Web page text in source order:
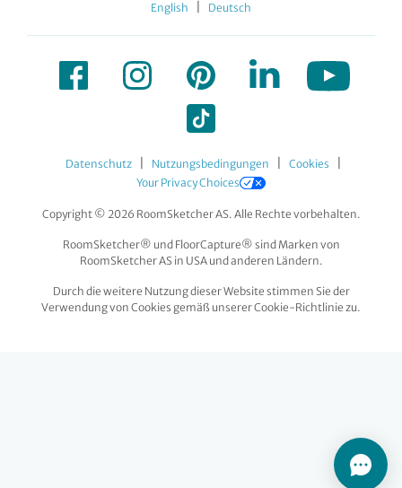
English Deutsch
Datenschutz Nutzungsbedingungen Cookies
Your Privacy Choices
Copyright © 2026 RoomSketcher AS. Alle Rechte vorbehalten.
RoomSketcher® und FloorCapture® sind Marken von
RoomSketcher AS in USA und anderen Ländern.
Durch die weitere Nutzung dieser Website stimmen Sie der
Verwendung von Cookies gemäß unserer Cookie-Richtlinie zu.